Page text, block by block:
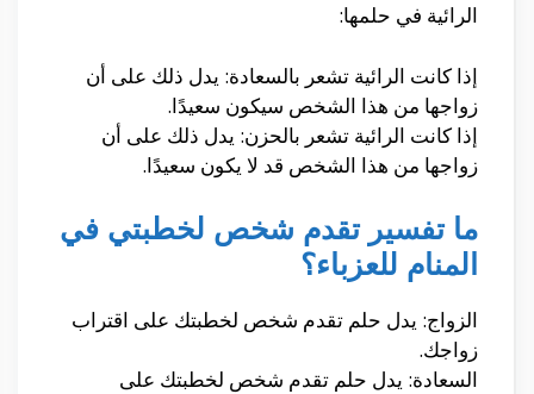
الرائية في حلمها:
إذا كانت الرائية تشعر بالسعادة: يدل ذلك على أن
زواجها من هذا الشخص سيكون سعيدًا.
إذا كانت الرائية تشعر بالحزن: يدل ذلك على أن
زواجها من هذا الشخص قد لا يكون سعيدًا.
ما تفسير تقدم شخص لخطبتي في
المنام للعزباء؟
الزواج: يدل حلم تقدم شخص لخطبتك على اقتراب
زواجك.
السعادة: يدل حلم تقدم شخص لخطبتك على